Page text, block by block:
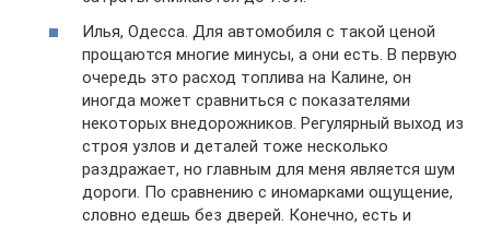
Илья, Одесса. Для автомобиля с такой ценой
прощаются многие минусы, а они есть. В первую
очередь это расход топлива на Калине, он
иногда может сравниться с показателями
некоторых внедорожников. Регулярный выход из
строя узлов и деталей тоже несколько
раздражает, но главным для меня является шум
дороги. По сравнению с иномарками ощущение,
словно едешь без дверей. Конечно, есть и